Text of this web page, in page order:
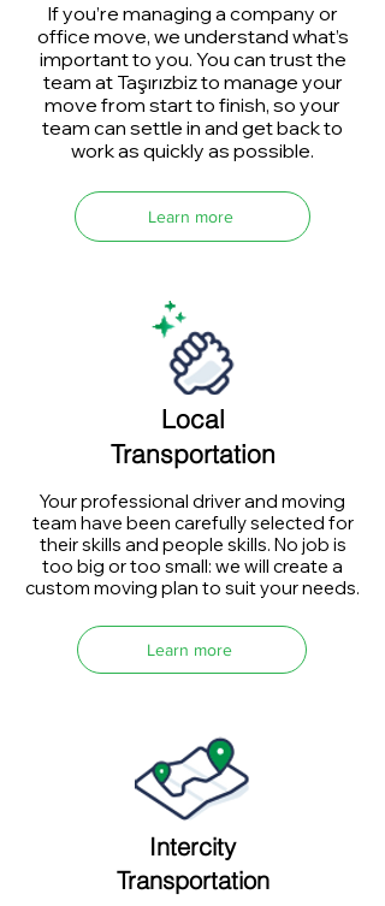
If you’re managing a company or
office move, we understand what’s
important to you. You can trust the
team at Taşırızbiz to manage your
move from start to finish, so your
team can settle in and get back to
work as quickly as possible.
Learn more
Local
Transportation
Your professional driver and moving
team have been carefully selected for
their skills and people skills. No job is
too big or too small: we will create a
custom moving plan to suit your needs.
Learn more
Intercity
Transportation